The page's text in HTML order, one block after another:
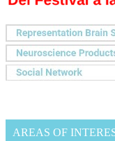
AREAS OF